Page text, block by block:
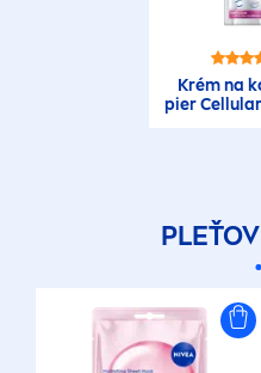
Krém na
pierCellular